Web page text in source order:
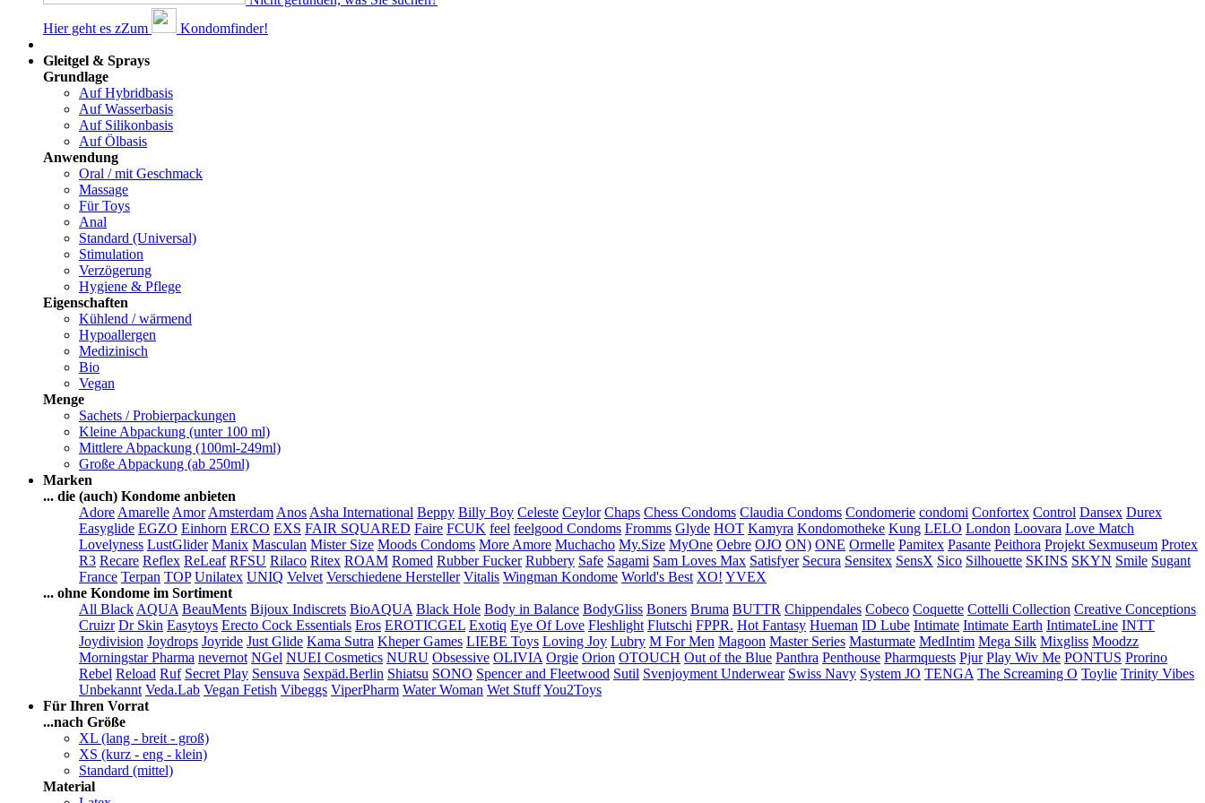
Hier geht es zZum
Kondomfinder!
Gleitgel & Sprays
Grundlage
Auf Hybridbasis
Auf Wasserbasis
Auf Silikonbasis
Auf Ölbasis
Anwendung
Oral / mit Geschmack
Massage
Für Toys
Anal
Standard (Universal)
Stimulation
Verzögerung
Hygiene & Pflege
Eigenschaften
Kühlend / wärmend
Hypoallergen
Medizinisch
Bio
Vegan
Menge
Sachets / Probierpackungen
Kleine Abpackung (unter 100 ml)
Mittlere Abpackung (100ml-249ml)
Große Abpackung (ab 250ml)
Marken
... die (auch) Kondome anbieten
Adore Amarelle Amor Amsterdam Anos Asha International Beppy Billy Boy Celeste Ceylor Chaps Chess Condoms Claudia Condoms Condomerie condomi Confortex Control Dansex Durex
Easyglide EGZO Einhorn ERCO EXS FAIR SQUARED Faire FCUK feel feelgood Condoms Fromms Glyde HOT Kamyra Kondomotheke Kung LELO London Loovara Love Match
Lovelyness LustGlider Manix Masculan Mister Size Moods Condoms More Amore Muchacho My.Size MyOne Oebre OJO ON) ONE Ormelle Pamitex Pasante Peithora Projekt Sexmuseum Protex
R3 Recare Reflex ReLeaf RFSU Rilaco Ritex ROAM Romed Rubber Fucker Rubbery Safe Sagami Sam Loves Max Satisfyer Secura Sensitex SensX Sico Silhouette SKINS SKYN Smile Sugant
France Terpan TOP Unilatex UNIQ Velvet Verschiedene Hersteller Vitalis Wingman Kondome World's Best XO! YVEX
... ohne Kondome im Sortiment
All Black AQUA BeauMents Bijoux Indiscrets BioAQUA Black Hole Body in Balance BodyGliss Boners Bruma BUTTR Chippendales Cobeco Coquette Cottelli Collection Creative Conceptions
Cruizr Dr Skin Easytoys Erecto Cock Essentials Eros EROTICGEL Exotiq Eye Of Love Fleshlight Flutschi FPPR. Hot Fantasy Hueman ID Lube Intimate Intimate Earth IntimateLine INTT
Joydivision Joydrops Joyride Just Glide Kama Sutra Kheper Games LIEBE Toys Loving Joy Lubry M For Men Magoon Master Series Masturmate MedIntim Mega Silk Mixgliss Moodzz
Morningstar Pharma nevernot NGel NUEI Cosmetics NURU Obsessive OLIVIA Orgie Orion OTOUCH Out of the Blue Panthra Penthouse Pharmquests Pjur Play Wiv Me PONTUS Prorino
Rebel Reload Ruf Secret Play Sensuva Sexpäd.Berlin Shiatsu SONO Spencer and Fleetwood Sutil Svenjoyment Underwear Swiss Navy System JO TENGA The Screaming O Toylie Trinity Vibes
Unbekannt Veda.Lab Vegan Fetish Vibeggs ViperPharm Water Woman Wet StuffYou2Toys
Für Ihren Vorrat
...nach Größe
XL (lang - breit - groß)
XS (kurz - eng - klein)
Standard (mittel)
Material